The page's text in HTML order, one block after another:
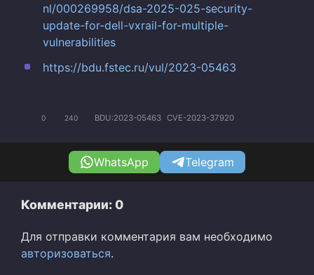
nl/000269958/dsa-2025-025-security-
update-for-dell-vxrail-for-multiple-
vulnerabilities
https://bdu.fstec.ru/vul/2023-05463
0 240 BDU:2023-05463 CVE-2023-37920
WhatsApp Telegram
Комментарии: 0
Для отправки комментария вам необходимо
авторизоваться.